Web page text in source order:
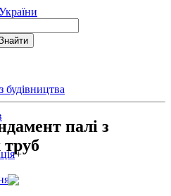
+
+
будівництва
палі з
труб